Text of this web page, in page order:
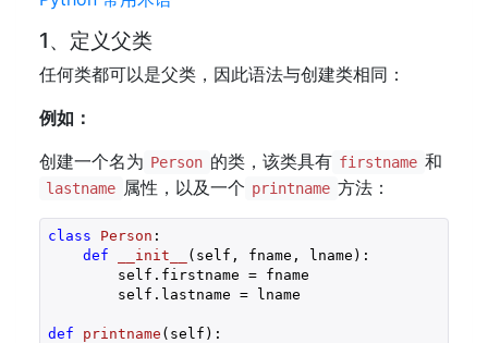
1、定义父类
任何类都可以是父类，因此语法与创建类相同：
例如：
创建一个名为 Person 的类，该类具有 firstname 和
lastname 属性，以及一个 printname 方法：
class Person :
def
__init__ (self, fname, lname) :
        self.firstname = fname
        self.lastname = lname
def printname (self) :